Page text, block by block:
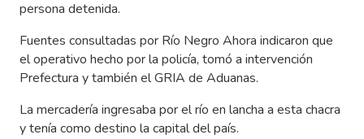
persona detenida.
Fuentes consultadas por Río Negro Ahora indicaron que
el operativo hecho por la policía, tomó a intervención
Prefectura y también el GRIA de Aduanas.
La mercadería ingresaba por el río en lancha a esta chacra
y tenía como destino la capital del país.